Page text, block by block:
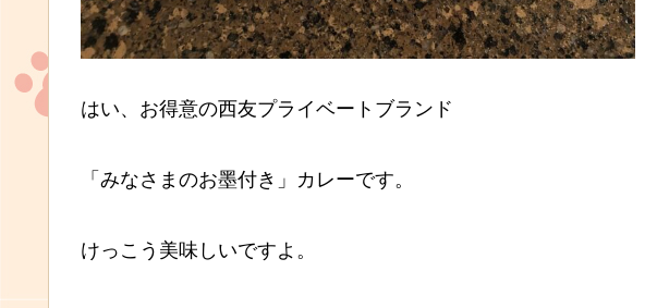
はい、お得意の西友プライベートブランド
「みなさまのお墨付き」カレーです。
けっこう美味しいですよ。